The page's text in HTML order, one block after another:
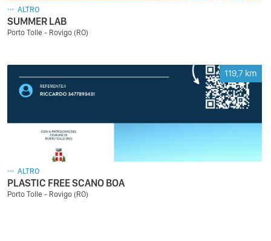
ALTRO
SUMMER LAB
Porto Tolle - Rovigo (RO)
119,7 km
ALTRO
PLASTIC FREE SCANO BOA
Porto Tolle - Rovigo (RO)